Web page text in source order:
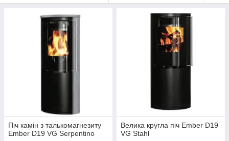
Піч камін з талькомагнезиту
Ember D19 VG Serpentino
Велика кругла піч Ember D19
VG Stahl